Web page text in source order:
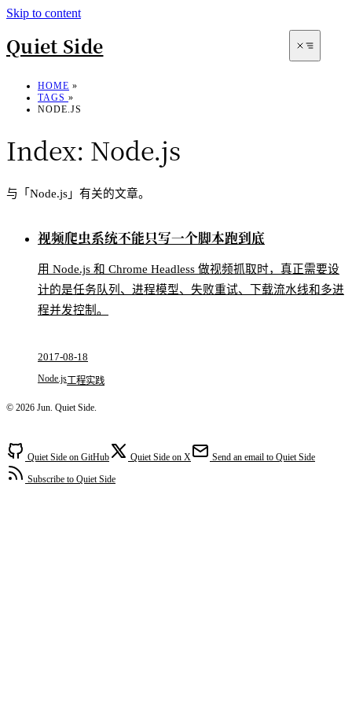
Skip to content
Quiet Side
HOME »
TAGS »
NODE.JS
Index: Node.js
与「Node.js」有关的文章。
视频爬虫系统不能只写一个脚本跑到底
用 Node.js 和 Chrome Headless 做视频抓取时，真正需要设
计的是任务队列、进程模型、失败重试、下载流水线和多进
程并发控制。
2017-08-18
Node.js工程实践
© 2026 Jun. Quiet Side.
Quiet Side on GitHub Quiet Side on X
Send an email to Quiet Side
Subscribe to Quiet Side